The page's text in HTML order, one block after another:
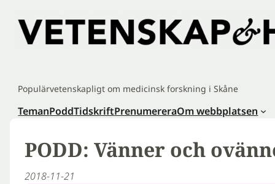
innehåll
Populärvetenskapligt om medicinsk forskning i Skåne
TemanPoddTidskriftPrenumereraOm webbplatsen
PODD: Vänner och
2018-11-21